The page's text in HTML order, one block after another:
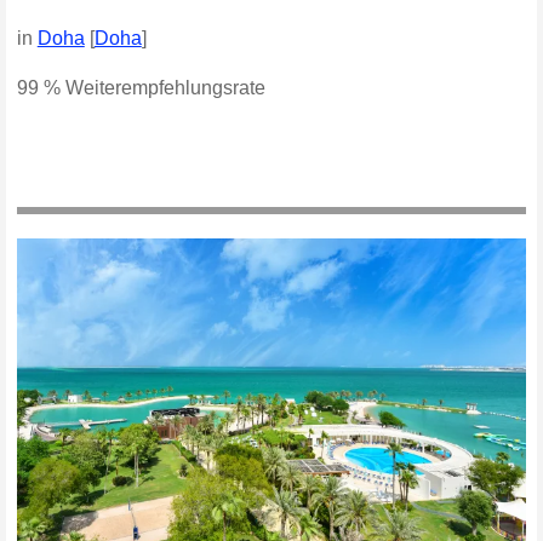
in Doha [Doha]
99 % Weiterempfehlungsrate